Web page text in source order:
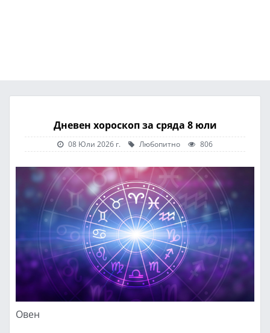
Дневен хороскоп за сряда 8 юли
08 Юли 2026 г. Любопитно 806
Овен